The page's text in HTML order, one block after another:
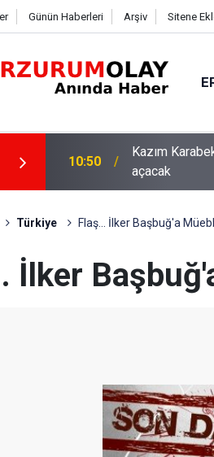
Günün Haberleri Arşiv Sitene
10:50
Kazım
açacak
Türkiye Flaş... İlker Başbuğ'a
İlker